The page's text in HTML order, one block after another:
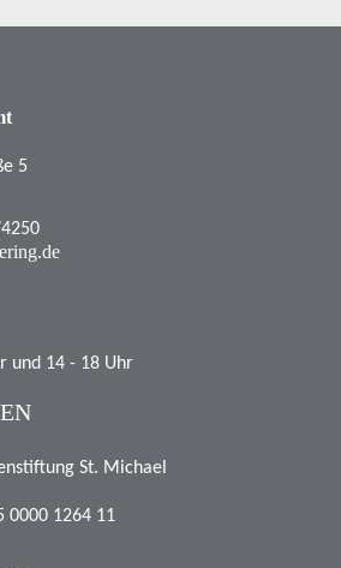
5
und 14 - 18 Uhr
St. Michael
0000 1264 11